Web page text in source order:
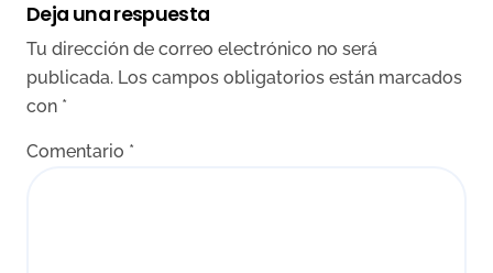
Deja una respuesta
Tu dirección de correo electrónico no será
publicada. Los campos obligatorios están marcados
con *
Comentario *